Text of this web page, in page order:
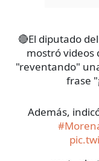
🔴El diputado del
mostró videos
"reventando"
frase
Además,